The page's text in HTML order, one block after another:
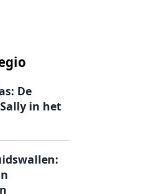
De
in het